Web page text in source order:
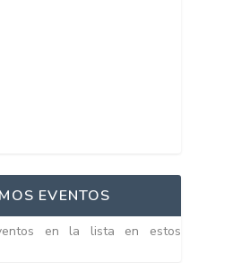
EVENTOS
en la lista en estos